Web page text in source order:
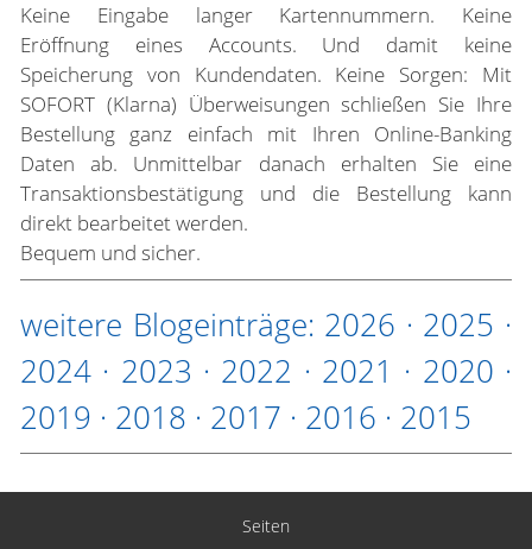
Keine Eingabe langer Kartennummern. Keine
Eröffnung eines Accounts. Und damit keine
Speicherung von Kundendaten. Keine Sorgen: Mit
SOFORT (Klarna) Überweisungen schließen Sie Ihre
Bestellung ganz einfach mit Ihren Online-Banking
Daten ab. Unmittelbar danach erhalten Sie eine
Transaktionsbestätigung und die Bestellung kann
direkt bearbeitet werden.
Bequem und sicher.
weitere Blogeinträge: 2026 · 2025 ·
2024 · 2023 · 2022 · 2021 · 2020 ·
2019 · 2018 · 2017 · 2016 · 2015
Seiten